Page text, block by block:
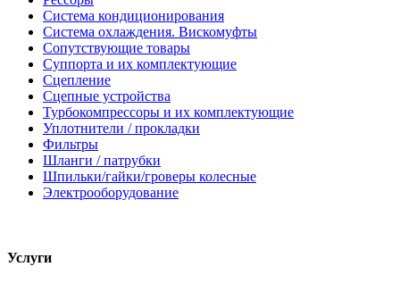
Система кондиционирования
Система охлаждения. Вискомуфты
Сопутствующие товары
Суппорта и их комплектующие
Сцепление
Сцепные устройства
Турбокомпрессоры и их комплектующие
Уплотнители / прокладки
Фильтры
Шланги / патрубки
Шпильки/гайки/гроверы колесные
Электрооборудование
Услуги